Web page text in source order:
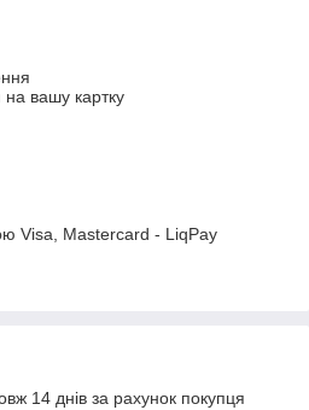
на вашу картку
Visa, Mastercard - LiqPay
14 днів за рахунок покупця